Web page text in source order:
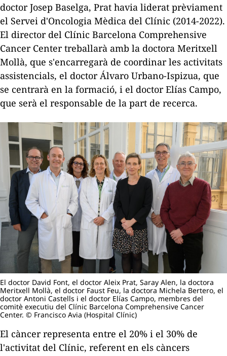
doctor Josep Baselga, Prat havia liderat prèviament
el Servei d'Oncologia Mèdica del Clínic (2014-2022).
El director del Clínic Barcelona Comprehensive
Cancer Center treballarà amb la doctora Meritxell
Mollà, que s'encarregarà de coordinar les activitats
assistencials, el doctor Álvaro Urbano-Ispizua, que
se centrarà en la formació, i el doctor Elías Campo,
que serà el responsable de la part de recerca.
El doctor David Font, el doctor Aleix Prat, Saray Alen, la doctora
Meritxell Mollà, el doctor Faust Feu, la doctora Michela Bertero, el
doctor Antoni Castells i el doctor Elías Campo, membres del
comitè executiu del Clínic Barcelona Comprehensive Cancer
Center. © Francisco Avia (Hospital Clínic)
El càncer representa entre el 20% i el 30% de
l'activitat del Clínic, referent en els càncers